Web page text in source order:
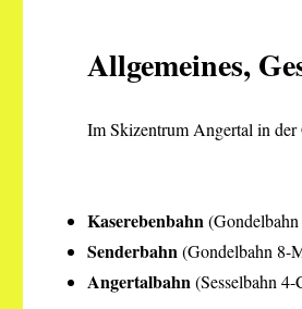
Allgemeines,
Im Skizentrum Angertal in der
Kaserebenbahn
Senderbahn(Gondelbahn 8-
Angertalbahn(Sesselbahn